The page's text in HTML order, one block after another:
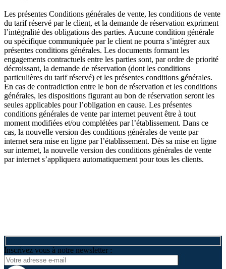
Les présentes Conditions générales de vente, les conditions de vente
du tarif réservé par le client, et la demande de réservation expriment
l’intégralité des obligations des parties. Aucune condition générale
ou spécifique communiquée par le client ne pourra s’intégrer aux
présentes conditions générales. Les documents formant les
engagements contractuels entre les parties sont, par ordre de priorité
décroissant, la demande de réservation (dont les conditions
particulières du tarif réservé) et les présentes conditions générales.
En cas de contradiction entre le bon de réservation et les conditions
générales, les dispositions figurant au bon de réservation seront les
seules applicables pour l’obligation en cause. Les présentes
conditions générales de vente par internet peuvent être à tout
moment modifiées et/ou complétées par l’établissement. Dans ce
cas, la nouvelle version des conditions générales de vente par
internet sera mise en ligne par l’établissement. Dès sa mise en ligne
sur internet, la nouvelle version des conditions générales de vente
par internet s’appliquera automatiquement pour tous les clients.
Inscrivez vous à notre newsletter :